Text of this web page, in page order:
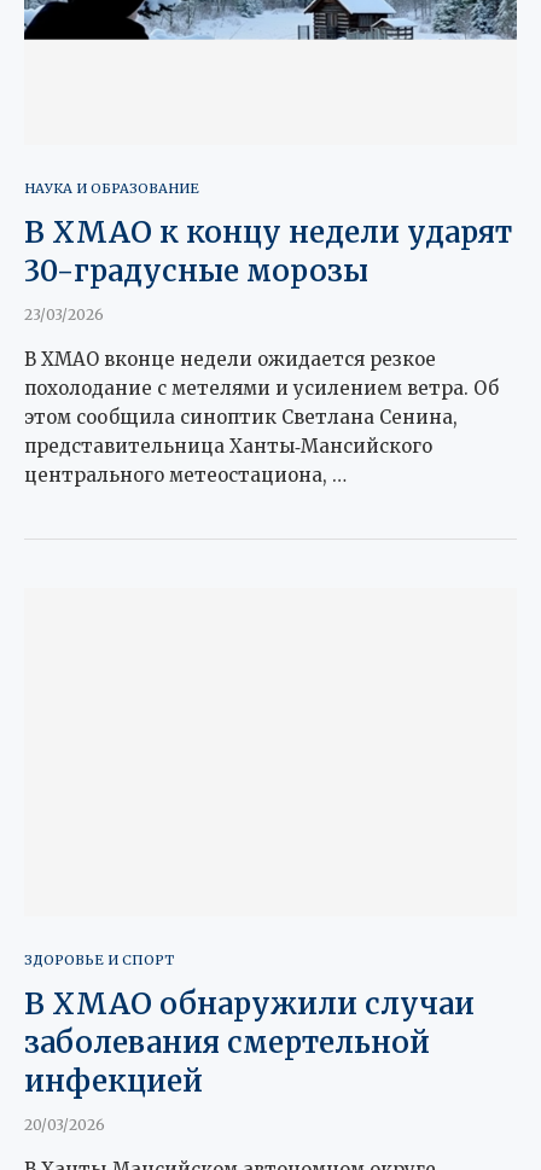
НАУКА И ОБРАЗОВАНИЕ
В ХМАО к концу недели ударят
30-градусные морозы
23/03/2026
В ХМАО вконце недели ожидается резкое
похолодание с метелями и усилением ветра. Об
этом сообщила синоптик Светлана Сенина,
представительница Ханты‑Мансийского
центрального метеостациона, …
ЗДОРОВЬЕ И СПОРТ
В ХМАО обнаружили случаи
заболевания смертельной
инфекцией
20/03/2026